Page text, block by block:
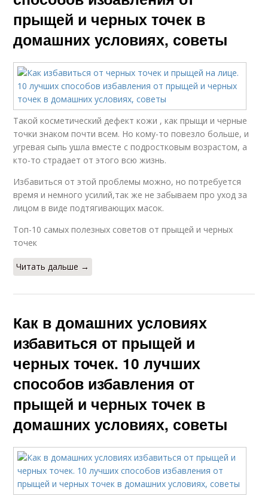
прыщей и черных точек в
домашних условиях, советы
Такой косметический дефект кожи , как прыщи и черные
точки знаком почти всем. Но кому-то повезло больше, и
угревая сыпь ушла вместе с подростковым возрастом, а
кто-то страдает от этого всю жизнь.
Избавиться от этой проблемы можно, но потребуется
время и немного усилий,так же не забываем про уход за
лицом в виде подтягивающих масок.
Топ-10 самых полезных советов от прыщей и черных
точек
Читать дальше →
Как в домашних условиях
избавиться от прыщей и
черных точек. 10 лучших
способов избавления от
прыщей и черных точек в
домашних условиях, советы